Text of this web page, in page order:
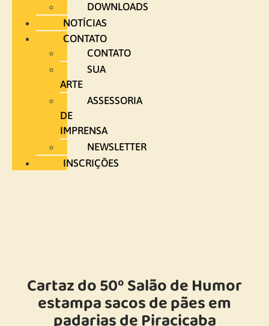
DOWNLOADS
NOTÍCIAS
CONTATO
CONTATO
SUA
ARTE
ASSESSORIA
DE
IMPRENSA
NEWSLETTER
INSCRIÇÕES
Cartaz do 50º Salão de Humor
estampa sacos de pães em